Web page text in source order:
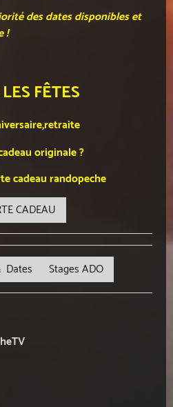
des dates disponibles et
!
FÊTES
originale ?
cadeau randopeche
CADEAU
Dates Stages ADO